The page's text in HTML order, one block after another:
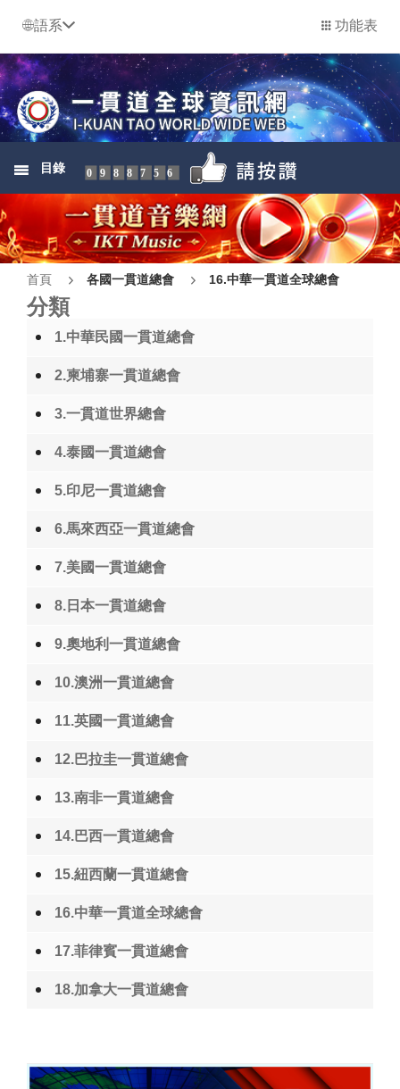
語系 功能表
目錄 0988756
首頁 各國一貫道總會 16.中華一貫道全球總會
分類
1.中華民國一貫道總會
2.柬埔寨一貫道總會
3.一貫道世界總會
4.泰國一貫道總會
5.印尼一貫道總會
6.馬來西亞一貫道總會
7.美國一貫道總會
8.日本一貫道總會
9.奧地利一貫道總會
10.澳洲一貫道總會
11.英國一貫道總會
12.巴拉圭一貫道總會
13.南非一貫道總會
14.巴西一貫道總會
15.紐西蘭一貫道總會
16.中華一貫道全球總會
17.菲律賓一貫道總會
18.加拿大一貫道總會